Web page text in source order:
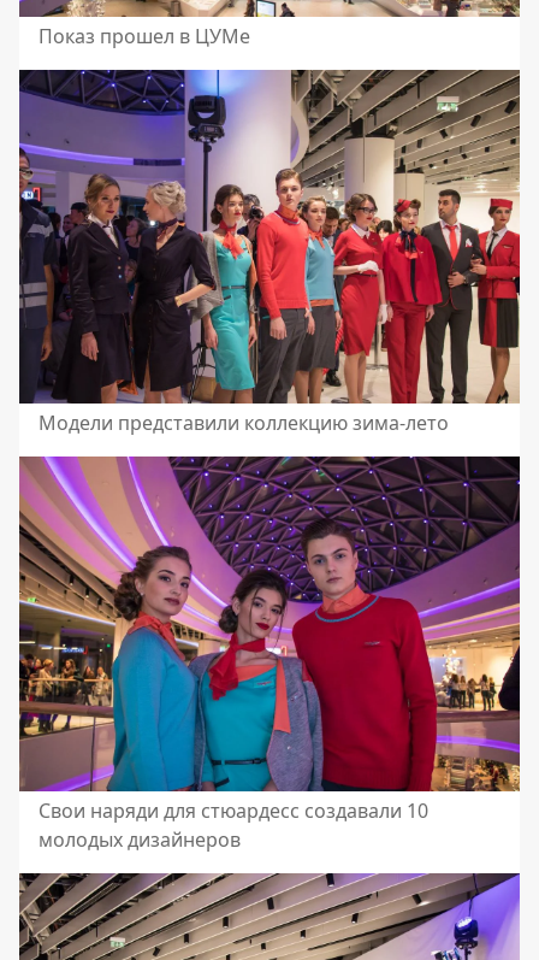
Показ прошел в ЦУМе
Модели представили коллекцию зима-лето
Свои наряди для стюардесс создавали 10
молодых дизайнеров